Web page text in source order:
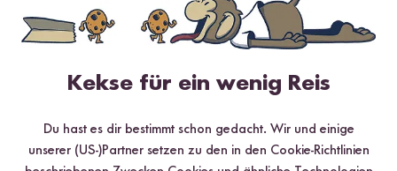
ab CHF 205.90
Reis
ab CHF 6.30CHF 10.50 / kg
Kekse für ein wenig Reis
Du hast es dir bestimmt schon gedacht. Wir und einige
unserer (US-)Partner setzen zu den in den Cookie-Richtlinien